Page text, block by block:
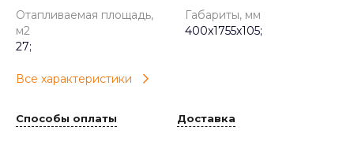
Отапливаемая площадь,
м2
27;
Габариты, мм
400x1755x105;
Все характеристики
Способы оплаты Доставка